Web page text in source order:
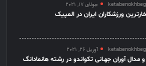
جولای 17, 2021
ورزشکاران ایران در المپیک
آوریل 26, 2021
و مدال آوران جهـانی تکواندو در رشته هانمادانگ